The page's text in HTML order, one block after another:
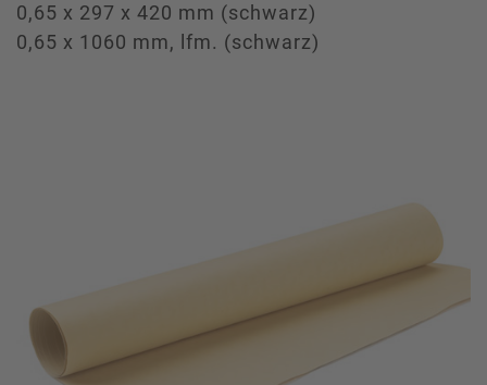
0,65 x 297 x 420 mm (schwarz)
0,65 x 1060 mm, lfm. (schwarz)